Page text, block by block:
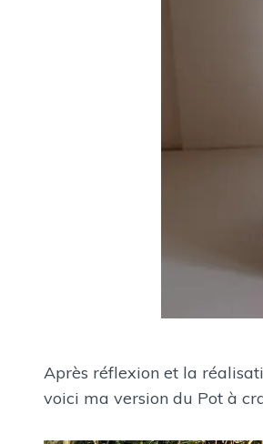
Après réflexion et la
voici ma version du Pot à